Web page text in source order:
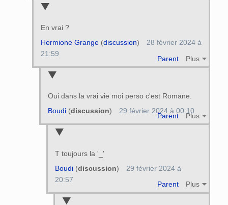
En vrai ?
Parent Plus
Hermione Grange(discussion)
28 février 2024 à
21:59
Oui dans la vrai vie moi perso c'est Romane.
Parent Plus
Boudi(discussion) 29 février 2024 à 00:10
T toujours la '_'
Parent Plus
Boudi(discussion)
29 février 2024 à
20:57